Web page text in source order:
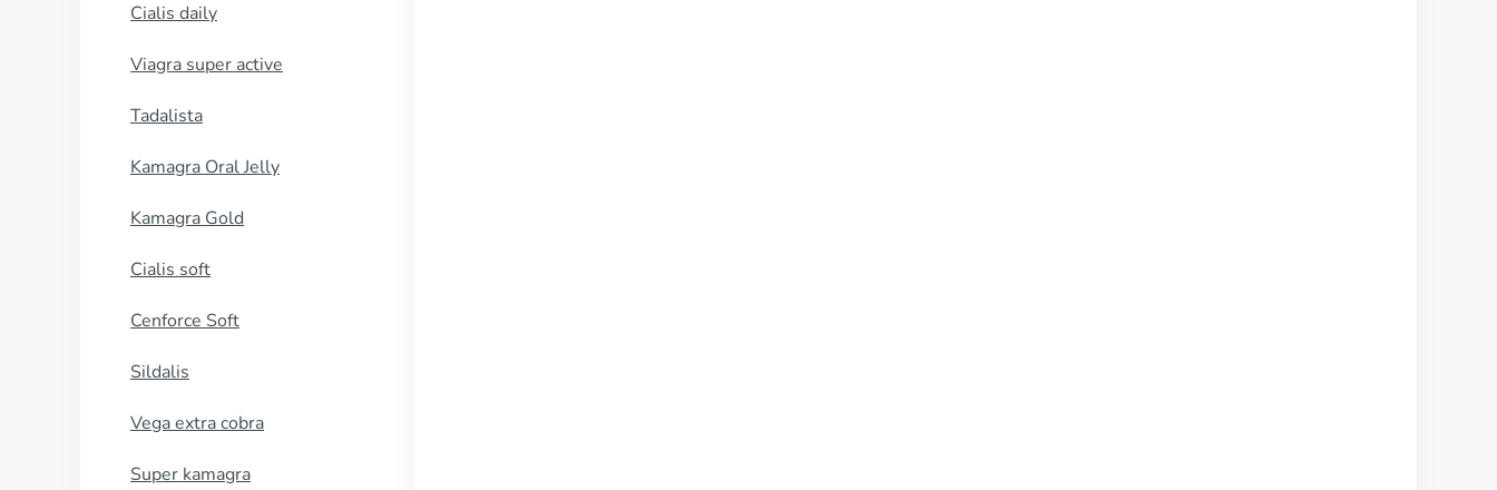
Cialis daily
Viagra super active
Tadalista
Kamagra Oral Jelly
Kamagra Gold
Cialis soft
Cenforce Soft
Sildalis
Vega extra cobra
Super kamagra